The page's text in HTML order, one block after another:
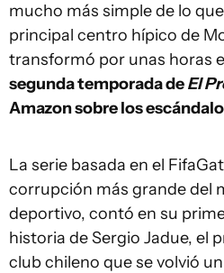
mucho más simple de lo
principal centro hípico de
transformó por unas horas
segunda temporada deEl
Amazon sobre los
La serie basada en el
corrupción más grande del
deportivo, contó en su
historia de Sergio Jadue, el
club chileno que se volvió